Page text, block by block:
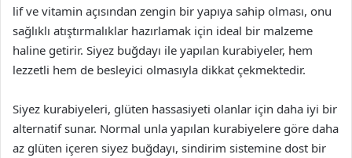
lif ve vitamin açısından zengin bir yapıya sahip olması, onu
sağlıklı atıştırmalıklar hazırlamak için ideal bir malzeme
haline getirir. Siyez buğdayı ile yapılan kurabiyeler, hem
lezzetli hem de besleyici olmasıyla dikkat çekmektedir.
Siyez kurabiyeleri, glüten hassasiyeti olanlar için daha iyi bir
alternatif sunar. Normal unla yapılan kurabiyelere göre daha
az glüten içeren siyez buğdayı, sindirim sistemine dost bir